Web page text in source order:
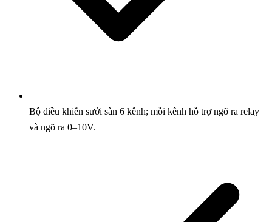
Bộ điều khiển sưởi sàn 6 kênh; mỗi kênh hỗ trợ ngõ ra relay
và ngõ ra 0–10V.